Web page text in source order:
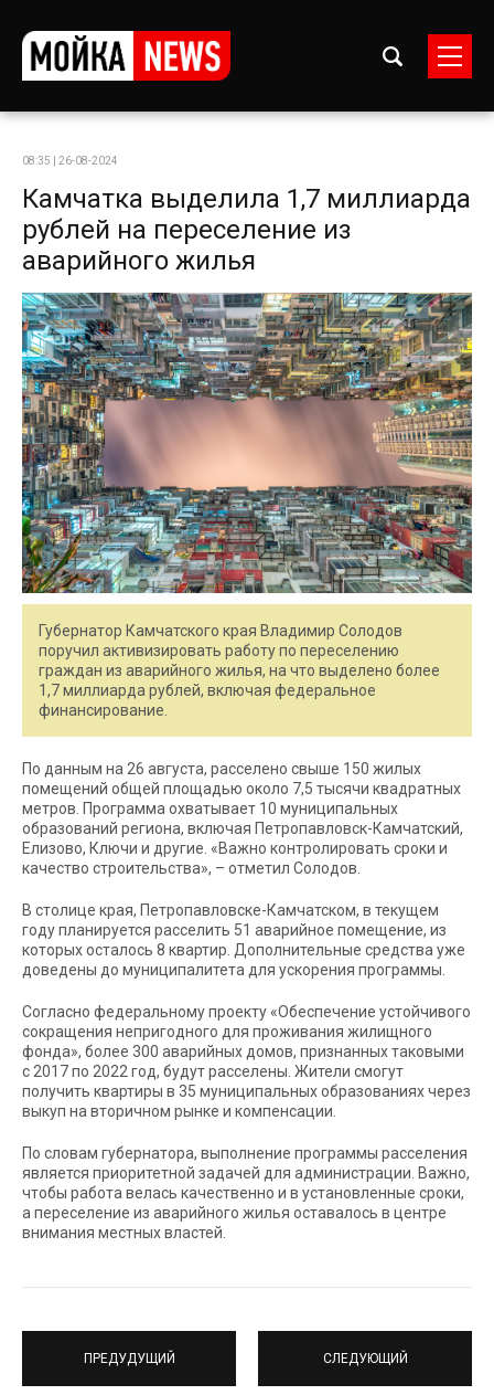
08:35 | 26-08-2024
Камчатка выделила 1,7 миллиарда
рублей на переселение из
аварийного жилья
Губернатор Камчатского края Владимир Солодов
поручил активизировать работу по переселению
граждан из аварийного жилья, на что выделено более
1,7 миллиарда рублей, включая федеральное
финансирование.
По данным на 26 августа, расселено свыше 150 жилых
помещений общей площадью около 7,5 тысячи квадратных
метров. Программа охватывает 10 муниципальных
образований региона, включая Петропавловск-Камчатский,
Елизово, Ключи и другие. «Важно контролировать сроки и
качество строительства», – отметил Солодов.
В столице края, Петропавловске-Камчатском, в текущем
году планируется расселить 51 аварийное помещение, из
которых осталось 8 квартир. Дополнительные средства уже
доведены до муниципалитета для ускорения программы.
Согласно федеральному проекту «Обеспечение устойчивого
сокращения непригодного для проживания жилищного
фонда», более 300 аварийных домов, признанных таковыми
с 2017 по 2022 год, будут расселены. Жители смогут
получить квартиры в 35 муниципальных образованиях через
выкуп на вторичном рынке и компенсации.
По словам губернатора, выполнение программы расселения
является приоритетной задачей для администрации. Важно,
чтобы работа велась качественно и в установленные сроки,
а переселение из аварийного жилья оставалось в центре
внимания местных властей.
ПРЕДУДУЩИЙ СЛЕДУЮЩИЙ